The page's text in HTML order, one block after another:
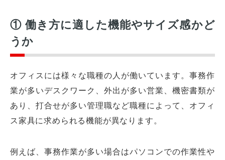
① 働き方に適した機能やサイズ感かど
うか
オフィスには様々な職種の人が働いています。事務作
業が多いデスクワーク、外出が多い営業、機密書類が
あり、打合せが多い管理職など職種によって、オフィ
ス家具に求められる機能が異なります。
例えば、事務作業が多い場合はパソコンでの作業性や